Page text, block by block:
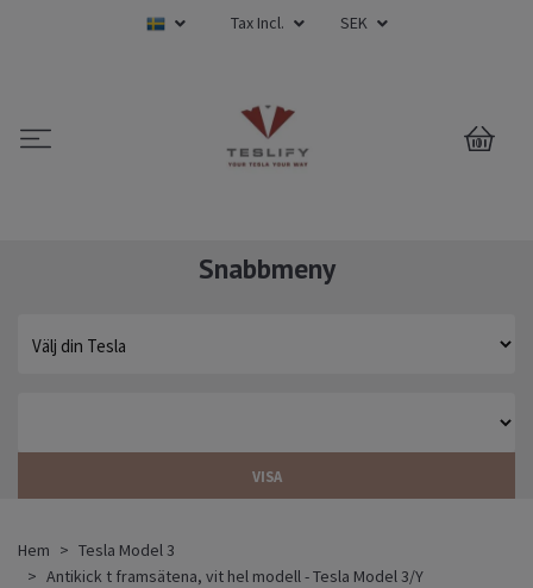
Tax Incl. SEK
0
Snabbmeny
VISA
Hem
Tesla Model 3
Antikick t framsätena, vit hel modell - Tesla Model 3/Y